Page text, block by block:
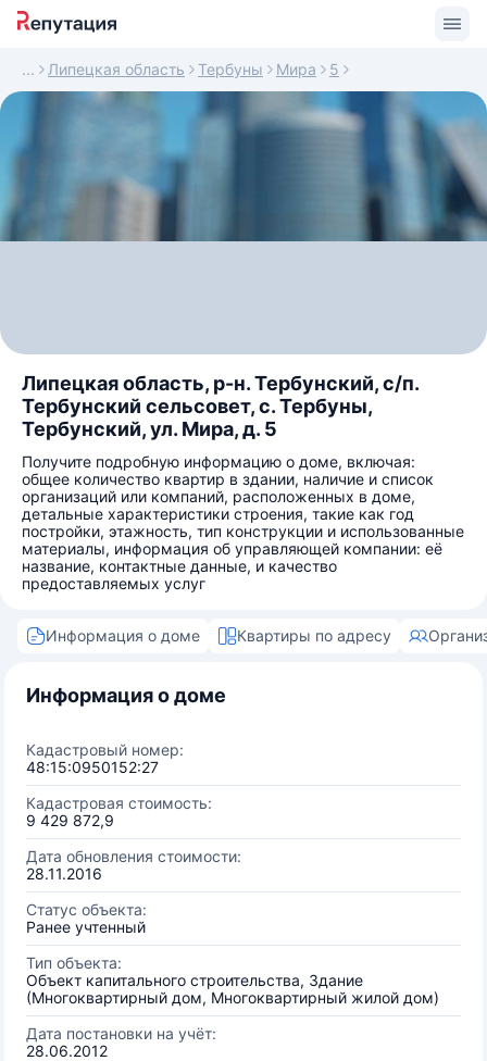
Липецкая область Тербуны Мира 5
Липецкая область, р-н. Тербунский, с/п.
Тербунский сельсовет, с. Тербуны,
Тербунский, ул. Мира, д. 5
Получите подробную информацию о доме, включая:
общее количество квартир в здании, наличие и список
организаций или компаний, расположенных в доме,
детальные характеристики строения, такие как год
постройки, этажность, тип конструкции и использованные
материалы, информация об управляющей компании: её
название, контактные данные, и качество
предоставляемых услуг
Информация о доме Квартиры по адресу
Информация о доме
Кадастровый номер:
48:15:0950152:27
Кадастровая стоимость:
9 429 872,9
Дата обновления стоимости:
28.11.2016
Статус объекта:
Ранее учтенный
Тип объекта:
Объект капитального строительства, Здание
(Многоквартирный дом, Многоквартирный жилой дом)
Дата постановки на учёт:
28.06.2012